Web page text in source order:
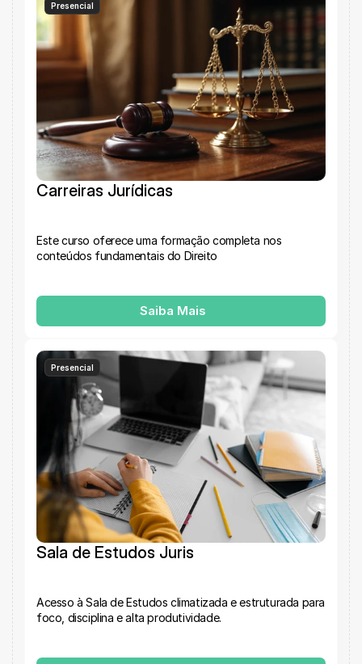
Presencial
Carreiras Jurídicas
Este curso oferece uma formação completa nos
conteúdos fundamentais do Direito
Saiba Mais
Presencial
Sala de Estudos Juris
Acesso à Sala de Estudos climatizada e estruturada para
foco, disciplina e alta produtividade.